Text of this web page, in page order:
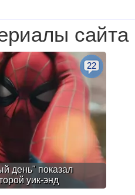
сайта
день" показал
уик-энд
22